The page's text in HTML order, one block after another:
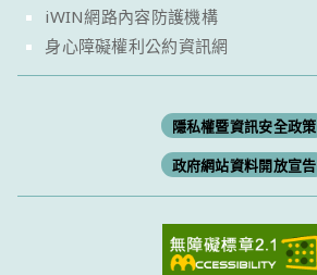
iWIN網路內容防護機構
身心障礙權利公約資訊網
隱私權暨資訊安全政策
政府網站資料開放宣告